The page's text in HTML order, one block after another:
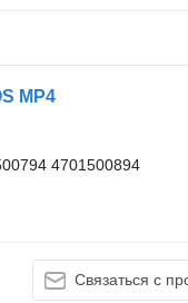
MP4
4701500894
Связаться с